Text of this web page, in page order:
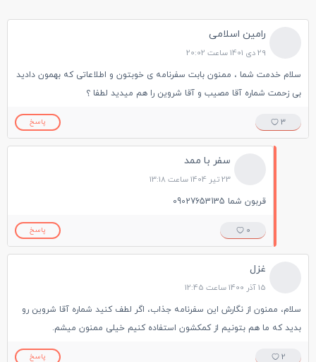
رامین اسلامی
29 دی 1401 ساعت 20:02
سلام خدمت شما ، ممنون بابت سفرنامه ی خوبتون و اطلاعاتی که بهمون دادید
بی زحمت شماره آقا مصیب و آقا شروین را هم میدید لطفا ؟
3 پاسخ
سفر با ممد
23 تیر 1404 ساعت 13:18
قربون شما 09027653135
0 پاسخ
غزل
15 آذر 1400 ساعت 12:45
سلام، ممنون از نگارش این سفرنامه جذاب، اگر لطف کنید شماره آقا شروین رو
بدید که ما هم بتونیم از کمکشون استفاده کنیم خیلی ممنون میشم.
2 پاسخ